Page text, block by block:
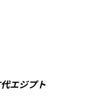
エジプト